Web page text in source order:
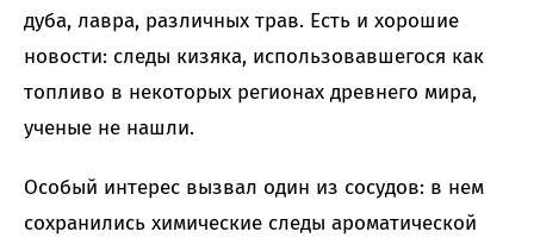
дуба, лавра, различных трав. Есть и хорошие
новости: следы кизяка, использовавшегося как
топливо в некоторых регионах древнего мира,
ученые не нашли.
Особый интерес вызвал один из сосудов: в нем
сохранились химические следы ароматической